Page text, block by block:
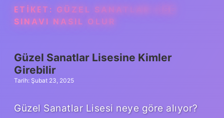
ETIKET: GÜZEL SANATLAR LISE
SINAVI NASIL OLUR
Güzel Sanatlar Lisesine Kimler
Girebilir
Tarih: Şubat 23, 2025
Güzel Sanatlar Lisesi neye göre alıyor?